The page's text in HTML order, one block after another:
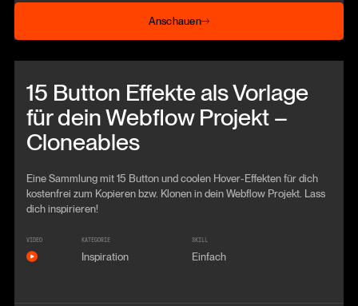
Anschauen
Anschauen
15 Button Effekte als Vorlage
für dein Webflow Projekt –
Cloneables
Eine Sammlung mit 15 Button und coolen Hover-Effekten für dich
kostenfrei zum Kopieren bzw. Klonen in dein Webflow Projekt. Lass
dich inspirieren!
VIDEO KATEGORIE
Inspiration
SKILL
Einfach